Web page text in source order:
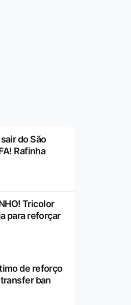
do São
Rafinha
Tricolor
para reforçar
de reforço
ban